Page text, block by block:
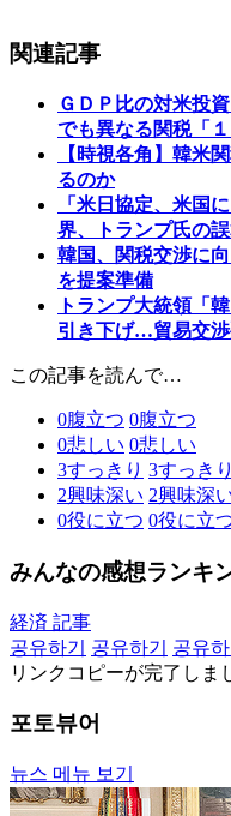
関連記事
ＧＤＰ比の対米投
でも異なる関税「１
【時視各角】韓米
るのか
「米日協定、米国
界、トランプ氏の
韓国、関税交渉に
を提案準備
トランプ大統領「
引き下げ…貿易交渉
この記事を読んで…
0腹立つ 0腹立つ
0悲しい 0悲しい
3すっきり 3すっきり
2興味深い 2興味深
0役に立つ 0役に立
みんなの感想ランキ
経済 記事
공유하기
공유하기 공유하
リンクコピーが完了しま
포토뷰어
뉴스 메뉴 보기